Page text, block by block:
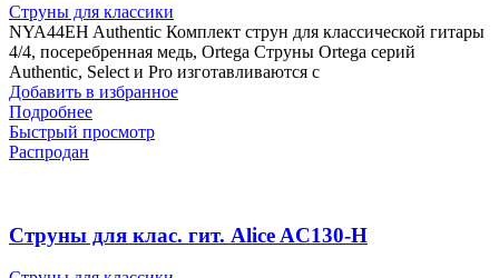
Струны для классики
NYA44EH Authentic Комплект струн для классической гитары
4/4, посеребренная медь, Ortega Струны Ortega серий
Authentic, Select и Pro изготавливаются с
Добавить в избранное
Подробнее
Быстрый просмотр
Распродан
Струны для клас. гит. Alice AC130-H